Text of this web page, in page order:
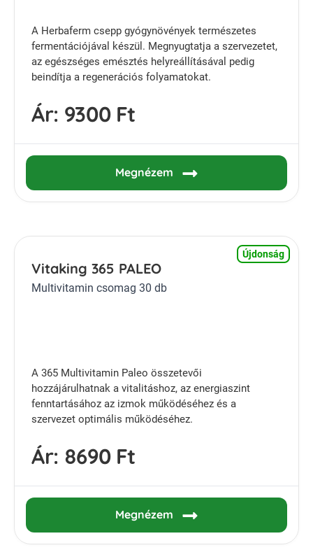
A Herbaferm csepp gyógynövények természetes
fermentációjával készül. Megnyugtatja a szervezetet,
az egészséges emésztés helyreállításával pedig
beindítja a regenerációs folyamatokat.
Ár: 9300 Ft
Megnézem
Újdonság
Vitaking 365 PALEO
Multivitamin csomag 30 db
A 365 Multivitamin Paleo összetevői
hozzájárulhatnak a vitalitáshoz, az energiaszint
fenntartásához az izmok működéséhez és a
szervezet optimális működéséhez.
Ár: 8690 Ft
Megnézem